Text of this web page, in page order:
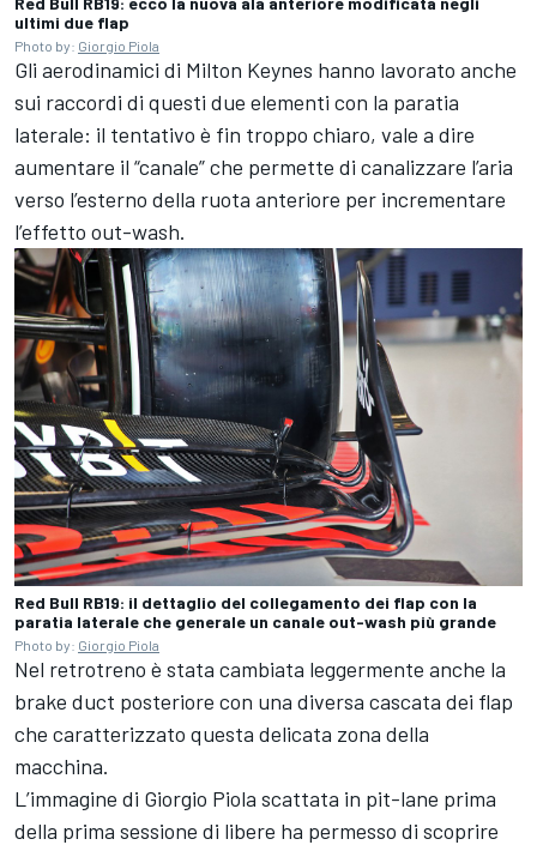
ultimi due flap
Photo by: Giorgio Piola
Gli aerodinamici di Milton Keynes hanno lavorato anche
sui raccordi di questi due elementi con la paratia
laterale: il tentativo è fin troppo chiaro, vale a dire
aumentare il “canale” che permette di canalizzare l’aria
verso l’esterno della ruota anteriore per incrementare
l’effetto out-wash.
Red Bull RB19: il dettaglio del collegamento dei flap con la
paratia laterale che generale un canale out-wash più grande
Photo by: Giorgio Piola
Nel retrotreno è stata cambiata leggermente anche la
brake duct posteriore con una diversa cascata dei flap
che caratterizzato questa delicata zona della
macchina.
L’immagine di Giorgio Piola scattata in pit-lane prima
della prima sessione di libere ha permesso di scoprire